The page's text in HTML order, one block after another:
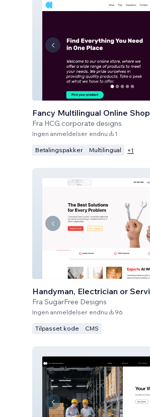
Fancy Multilingual Online Shop
Fra HCG corporate designs
Ingen anmeldelser endnu 1
Betalingspakker Multilingual +1
Fra SugarFree Designs
Ingen anmeldelser endnu 96
Tilpasset kode CMS